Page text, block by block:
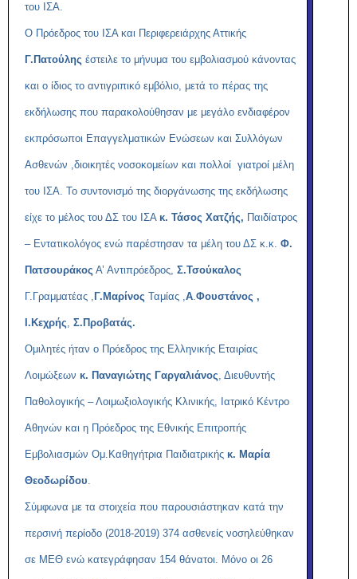
του ΙΣΑ.
Ο Πρόεδρος του ΙΣΑ και Περιφερειάρχης Αττικής
Γ.Πατούλης έστειλε το μήνυμα του εμβολιασμού κάνοντας
και ο ίδιος το αντιγριπικό εμβόλιο, μετά το πέρας της
εκδήλωσης που παρακολούθησαν με μεγάλο ενδιαφέρον
εκπρόσωποι Επαγγελματικών Ενώσεων και Συλλόγων
Ασθενών ,διοικητές νοσοκομείων και πολλοί γιατροί μέλη
του ΙΣΑ. Το συντονισμό της διοργάνωσης της εκδήλωσης
είχε το μέλος του ΔΣ του ΙΣΑ κ. Τάσος Χατζής, Παιδίατρος
– Εντατικολόγος ενώ παρέστησαν τα μέλη του ΔΣ κ.κ. Φ.
Πατσουράκος Α’ Αντιπρόεδρος, Σ.Τσούκαλος
Γ.Γραμματέας , Γ.Μαρίνος Ταμίας ,Α.Φουστάνος ,
Ι.Κεχρής, Σ.Προβατάς.
Ομιλητές ήταν ο Πρόεδρος της Ελληνικής Εταιρίας
Λοιμώξεων κ. Παναγιώτης Γαργαλιάνος, Διευθυντής
Παθολογικής – Λοιμωξιολογικής Κλινικής, Ιατρικό Κέντρο
Αθηνών και η Πρόεδρος της Εθνικής Επιτροπής
Εμβολιασμών Ομ.Καθηγήτρια Παιδιατρικής κ. Μαρία
Θεοδωρίδου.
Σύμφωνα με τα στοιχεία που παρουσιάστηκαν κατά την
περσινή περίοδο (2018-2019) 374 ασθενείς νοσηλεύθηκαν
σε ΜΕΘ ενώ κατεγράφησαν 154 θάνατοι. Μόνο οι 26